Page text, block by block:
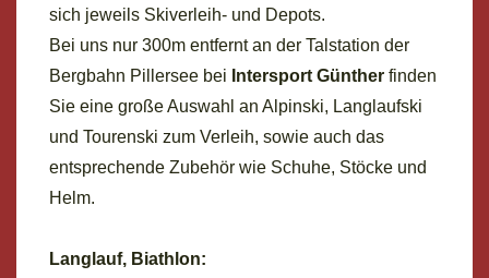
sich jeweils Skiverleih- und Depots.
Bei uns nur 300m entfernt an der Talstation der
Bergbahn Pillersee bei Intersport Günther finden
Sie eine große Auswahl an Alpinski, Langlaufski
und Tourenski zum Verleih, sowie auch das
entsprechende Zubehör wie Schuhe, Stöcke und
Helm.
Langlauf, Biathlon: